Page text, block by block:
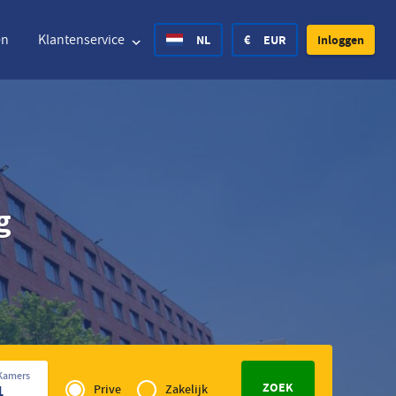
Klantenservice NL
Español
Hrvatski
Finnish
€ EUR
States Dollar
Krone
Krone zł Poland Zloty
Krona CHF Switzerland Franc
Inloggen
of
Prive Zakelijk